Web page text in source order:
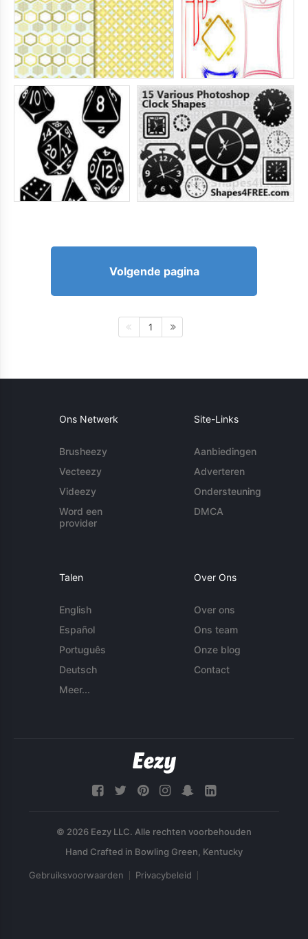
Volgende pagina
1
Ons Netwerk
Brusheezy
Vecteezy
Videezy
Word een
provider
Site-Links
Aanbiedingen
Adverteren
Ondersteuning
DMCA
Talen
English
Español
Português
Deutsch
Meer...
Over Ons
Over ons
Ons team
Onze blog
Contact
© 2026 Eezy LLC. Alle rechten voorbehouden
Gebruiksvoorwaarden Privacybeleid